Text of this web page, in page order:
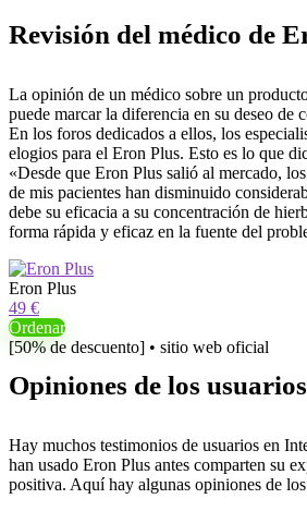
Revisión del médico de
La opinión de un médico sobre un
puede marcar la diferencia en su deseo de
En los foros dedicados a ellos, los
elogios para el Eron Plus. Esto es lo que
«Desde que Eron Plus salió al mercado,
de mis pacientes han disminuido
debe su eficacia a su concentración de
forma rápida y eficaz en la fuente del
Eron Plus
49 €
Ordenar
[50% de descuento] • sitio web oficial
Opiniones de los usuarios
Hay muchos testimonios de usuarios en
han usado Eron Plus antes comparten su
positiva. Aquí hay algunas opiniones de